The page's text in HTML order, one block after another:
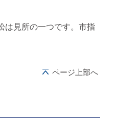
は見所の一つです。市指
ページ上部へ